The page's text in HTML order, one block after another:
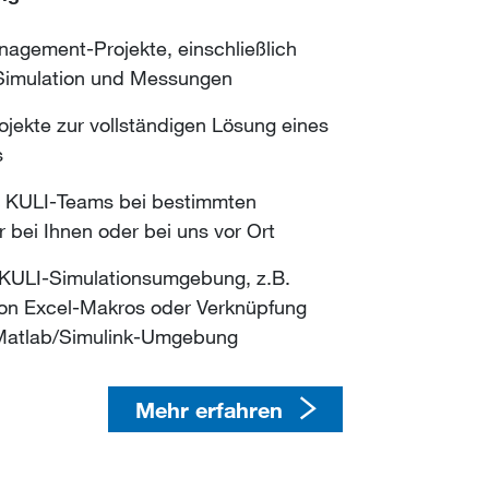
Projekte, einschließlich
und Messungen
zur vollständigen Lösung eines
Teams bei bestimmten
bei Ihnen oder bei uns vor Ort
Simulationsumgebung, z.B.
Excel-Makros oder Verknüpfung
Simulink-Umgebung
Mehr erfahren
und Optimierungen
Vibrationstests von Kühlern oder
Mehr erfahren
Mehr erfahren
Mehr erfahren
Sie und Ihr Unternehmen zu
online Hilfe, die online
Bereich nutzen.
oder weitere Informationen
Sie uns.
Mehr erfahren